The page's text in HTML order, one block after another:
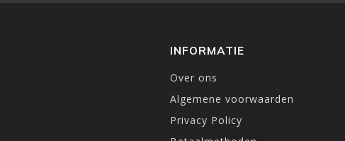
INFORMATIE
Over ons
Algemene voorwaarden
Privacy Policy